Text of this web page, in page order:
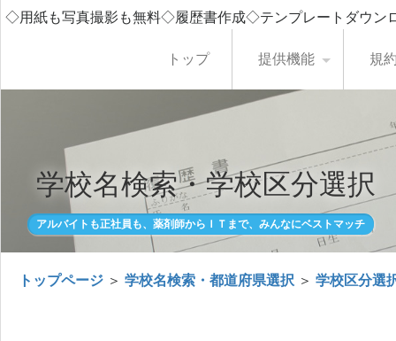
◇用紙も写真撮影も無料◇履歴書作成◇テンプレートダウ
トップ 提供機能 規
学校名検索・学校区分選択
アルバイトも正社員も、薬剤師からＩＴまで、みんなにベストマッチ
トップページ ＞ 学校名検索・都道府県選択 ＞ 学校区分選